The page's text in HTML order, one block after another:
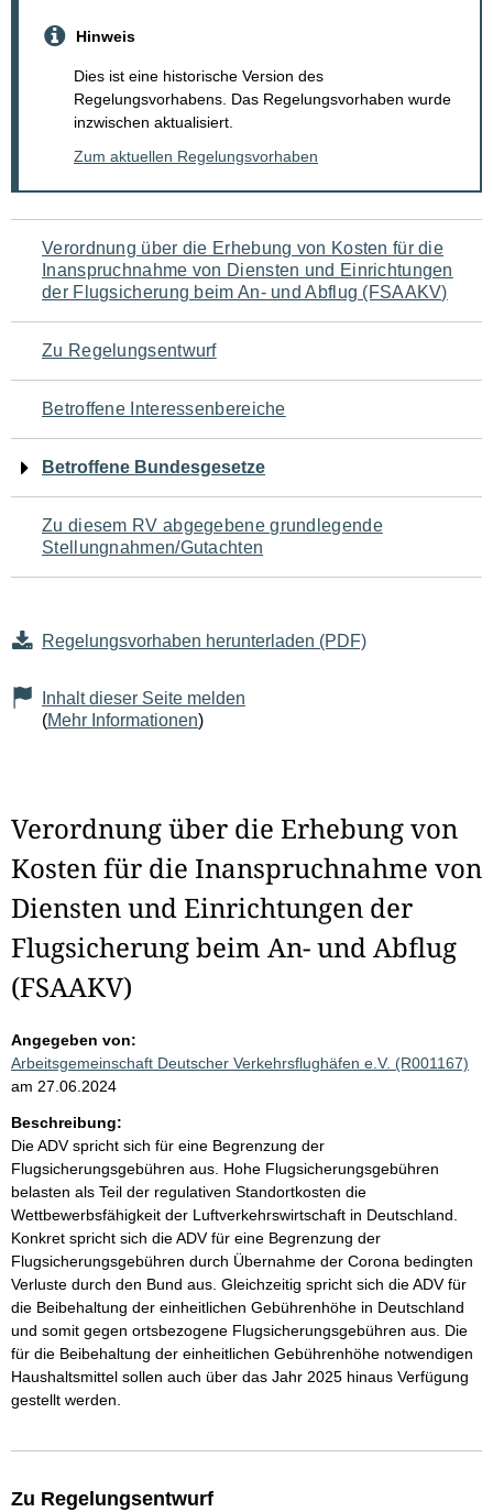
Hinweis
Dies ist eine historische Version des
Regelungsvorhabens. Das Regelungsvorhaben wurde
inzwischen aktualisiert.
Zum aktuellen Regelungsvorhaben
Navigation
für
den
Seiteninhalt
Verordnung über die Erhebung von Kosten für die
Inanspruchnahme von Diensten und Einrichtungen
der Flugsicherung beim An- und Abflug (FSAAKV)
Zu Regelungsentwurf
Betroffene Interessenbereiche
Betroffene Bundesgesetze
Zu diesem RV abgegebene grundlegende
Stellungnahmen/Gutachten
Regelungsvorhaben herunterladen (PDF)
Inhalt dieser Seite melden
(Mehr Informationen)
Verordnung über die Erhebung von
Kosten für die Inanspruchnahme von
Diensten und Einrichtungen der
Flugsicherung beim An- und Abflug
(FSAAKV)
Angegeben von:
Arbeitsgemeinschaft Deutscher Verkehrsflughäfen e.V. (R001167)
am 27.06.2024
Beschreibung:
Die ADV spricht sich für eine Begrenzung der
Flugsicherungsgebühren aus. Hohe Flugsicherungsgebühren
belasten als Teil der regulativen Standortkosten die
Wettbewerbsfähigkeit der Luftverkehrswirtschaft in Deutschland.
Konkret spricht sich die ADV für eine Begrenzung der
Flugsicherungsgebühren durch Übernahme der Corona bedingten
Verluste durch den Bund aus. Gleichzeitig spricht sich die ADV für
die Beibehaltung der einheitlichen Gebührenhöhe in Deutschland
und somit gegen ortsbezogene Flugsicherungsgebühren aus. Die
für die Beibehaltung der einheitlichen Gebührenhöhe notwendigen
Haushaltsmittel sollen auch über das Jahr 2025 hinaus Verfügung
gestellt werden.
Zu Regelungsentwurf